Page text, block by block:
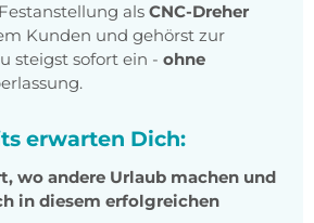
als CNC-Dreher
Kunden und gehörst zur
steigst sofort ein - ohne
erwarten Dich:
wo andere Urlaub machen und
in diesem erfolgreichen